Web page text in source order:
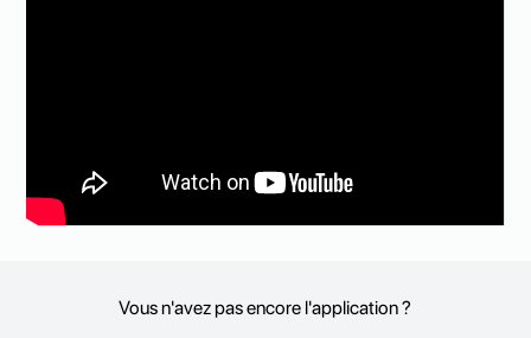
Vous n'avez pas encore l'application ?